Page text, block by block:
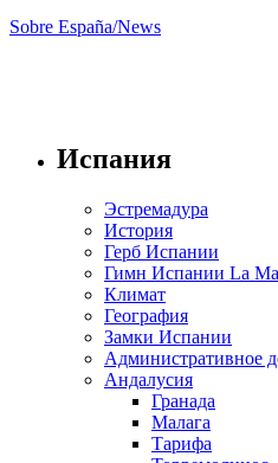
Sobre España/News
Испания
Эстремадура
История
Герб Испании
Гимн Испании La
Климат
География
Замки Испании
Административное
Андалусия
Гранада
Малага
Тарифа